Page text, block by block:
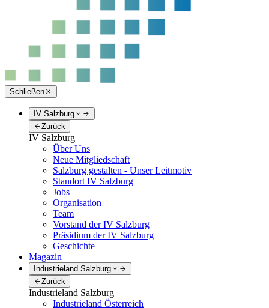
Schließen
IV Salzburg
Zurück
IV Salzburg
Über Uns
Neue Mitgliedschaft
Salzburg gestalten - Unser Leitmotiv
Standort IV Salzburg
Jobs
Organisation
Team
Vorstand der IV Salzburg
Präsidium der IV Salzburg
Geschichte
Magazin
Industrieland Salzburg
Zurück
Industrieland Salzburg
Industrieland Österreich